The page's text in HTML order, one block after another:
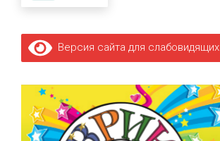
Версия сайта для слабовидящих